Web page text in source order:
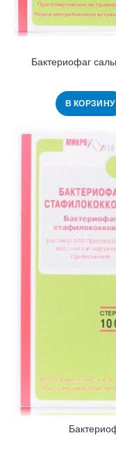
Бактериофаг
В КОРЗИНУ